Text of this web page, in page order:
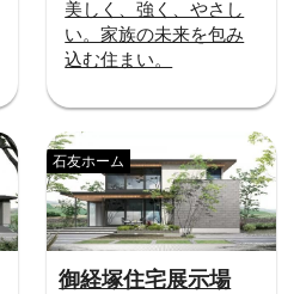
美しく、強く、やさし
い。家族の未来を包み
込む住まい。
御経塚住宅展示場
石友ホーム